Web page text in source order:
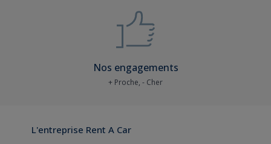
Nos engagements
+ Proche, - Cher
L'entreprise Rent A Car